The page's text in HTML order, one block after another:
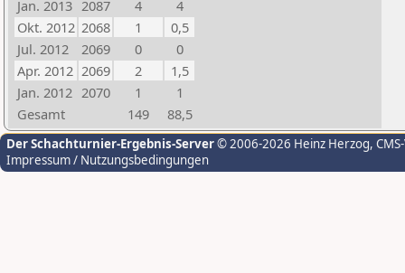
Jan. 2013 2087 4
4
Okt. 2012 2068 1
0,5
Jul. 2012
2069 0
0
Apr. 2012 2069 2
1,5
Jan. 2012 2070 1
1
Gesamt
149 88,5
Der Schachturnier-Ergebnis-Server© 2006-2026 Heinz Herzog,
Impressum / Nutzungsbedingungen